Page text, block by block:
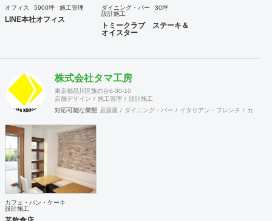
取引させて頂くお客様が多い事と、設計事務所様からのご紹
介によるお客様が多いのが営業特徴となっております。また
地方のご出店においても、弊社にお声をかけて頂くお客様も
麻布にある高級輸入家具店と、現在10年目を迎える上野アメ
横にあるハンバーグのお店です。 こちらの店舗を自ら経営す
ることでいかにお客様が利益を出すのに日々大変なご努力を
されているのかを改めて学ぶ事で出来ました。これらの経験
アデザイン設計施工面から、少しでもお客様のお店がご繁栄
そしてご利益を獲得出来るようにしっかりとした対応を行っ
てゆきたいと考えております。 まずはお気軽にご相談いただ
ければと思います、よろしくお願いいたします。
オフィス 5900坪 施工管理
LINE本社オフィス
ダイニング・バー
30坪
設計施工
トミークラブ ステーキ＆
オイスター
株式会社タマ工房
東京都品川区旗の台6-30-10
店舗デザイン
施工管理
設計施工
対応可能な業態 居酒屋 ダイニング・バー イタリアン・フレンチ カフェ
カフェ・パン・ケーキ
設計施工